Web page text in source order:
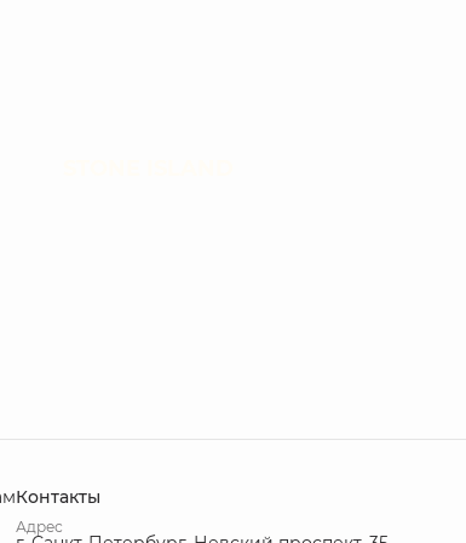
Контакты
Адрес